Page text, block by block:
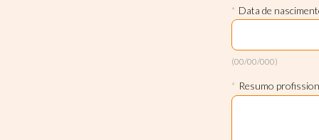
* Data de
(00/00/000)
* Resumo